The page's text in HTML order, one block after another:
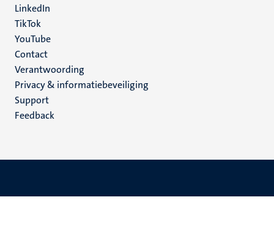
LinkedIn
TikTok
YouTube
Menu
footer
(NL)
Contact
Verantwoording
Privacy & informatiebeveiliging
Support
Feedback